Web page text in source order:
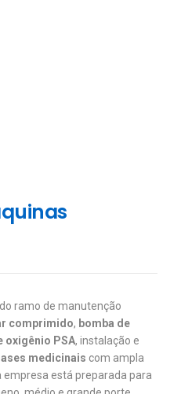
ramo de manutenção
comprimido, bomba de
oxigênio PSA, instalação e
medicinais com ampla
empresa está preparada para